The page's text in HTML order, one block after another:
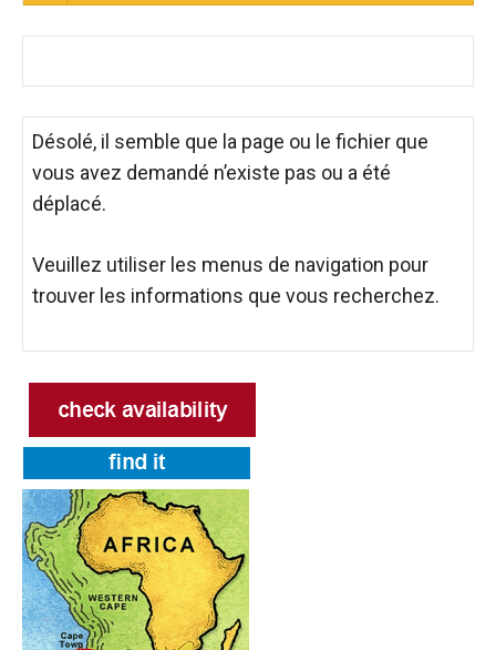
Désolé, il semble que la page ou le fichier que
vous avez demandé n’existe pas ou a été
déplacé.
Veuillez utiliser les menus de navigation pour
trouver les informations que vous recherchez.